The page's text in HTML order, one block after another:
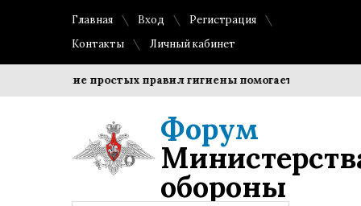
Главная Вход
Регистрация
Контакты
Личный кабинет
Соблюдение простых правил гигиены помогает сохранить
Форум
обороны